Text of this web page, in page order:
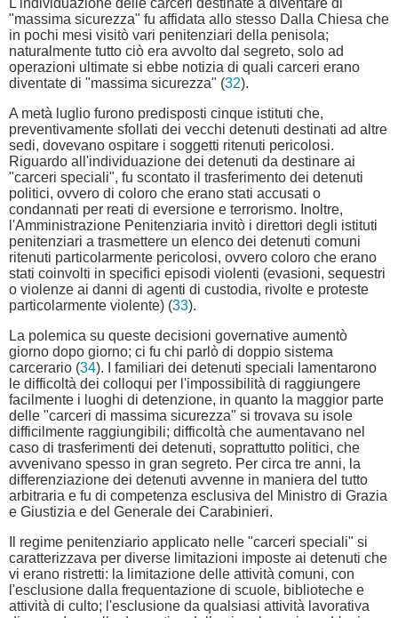
L'individuazione delle carceri destinate a diventare di
"massima sicurezza" fu affidata allo stesso Dalla Chiesa che
in pochi mesi visitò vari penitenziari della penisola;
naturalmente tutto ciò era avvolto dal segreto, solo ad
operazioni ultimate si ebbe notizia di quali carceri erano
diventate di "massima sicurezza" (32).
A metà luglio furono predisposti cinque istituti che,
preventivamente sfollati dei vecchi detenuti destinati ad altre
sedi, dovevano ospitare i soggetti ritenuti pericolosi.
Riguardo all'individuazione dei detenuti da destinare ai
"carceri speciali", fu scontato il trasferimento dei detenuti
politici, ovvero di coloro che erano stati accusati o
condannati per reati di eversione e terrorismo. Inoltre,
l'Amministrazione Penitenziaria invitò i direttori degli istituti
penitenziari a trasmettere un elenco dei detenuti comuni
ritenuti particolarmente pericolosi, ovvero coloro che erano
stati coinvolti in specifici episodi violenti (evasioni, sequestri
o violenze ai danni di agenti di custodia, rivolte e proteste
particolarmente violente) (33).
La polemica su queste decisioni governative aumentò
giorno dopo giorno; ci fu chi parlò di doppio sistema
carcerario (34). I familiari dei detenuti speciali lamentarono
le difficoltà dei colloqui per l'impossibilità di raggiungere
facilmente i luoghi di detenzione, in quanto la maggior parte
delle "carceri di massima sicurezza" si trovava su isole
difficilmente raggiungibili; difficoltà che aumentavano nel
caso di trasferimenti dei detenuti, soprattutto politici, che
avvenivano spesso in gran segreto. Per circa tre anni, la
differenziazione dei detenuti avvenne in maniera del tutto
arbitraria e fu di competenza esclusiva del Ministro di Grazia
e Giustizia e del Generale dei Carabinieri.
Il regime penitenziario applicato nelle "carceri speciali" si
caratterizzava per diverse limitazioni imposte ai detenuti che
vi erano ristretti: la limitazione delle attività comuni, con
l'esclusione dalla frequentazione di scuole, biblioteche e
attività di culto; l'esclusione da qualsiasi attività lavorativa